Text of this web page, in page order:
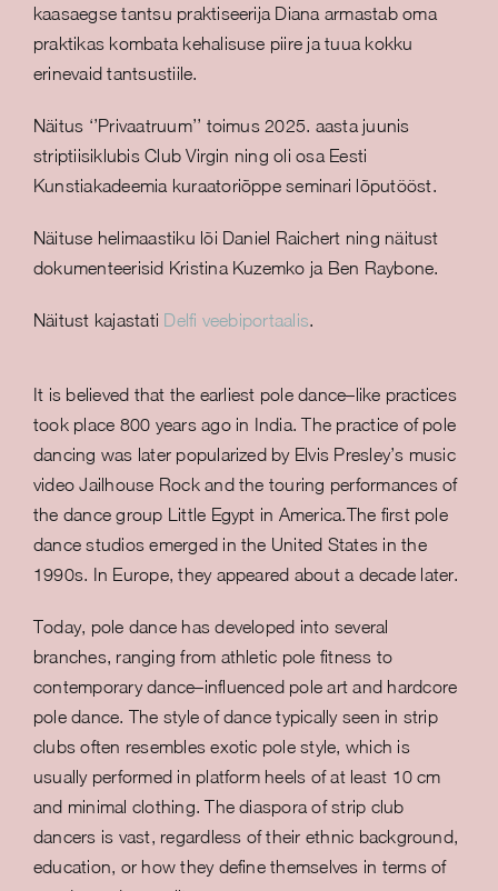
kaasaegse tantsu praktiseerija Diana armastab oma
praktikas kombata kehalisuse piire ja tuua kokku
erinevaid tantsustiile.
Näitus ‘’Privaatruum’’ toimus 2025. aasta juunis
striptiisiklubis Club Virgin ning oli osa Eesti
Kunstiakadeemia kuraatoriõppe seminari lõputööst.
Näituse helimaastiku lõi Daniel Raichert ning näitust
dokumenteerisid Kristina Kuzemko ja Ben Raybone.
Näitust kajastati Delfi veebiportaalis.
It is believed that the earliest pole dance–like practices
took place 800 years ago in India. The practice of pole
dancing was later popularized by Elvis Presley’s music
video Jailhouse Rock and the touring performances of
the dance group Little Egypt in America.The first pole
dance studios emerged in the United States in the
1990s. In Europe, they appeared about a decade later.
Today, pole dance has developed into several
branches, ranging from athletic pole fitness to
contemporary dance–influenced pole art and hardcore
pole dance. The style of dance typically seen in strip
clubs often resembles exotic pole style, which is
usually performed in platform heels of at least 10 cm
and minimal clothing. The diaspora of strip club
dancers is vast, regardless of their ethnic background,
education, or how they define themselves in terms of